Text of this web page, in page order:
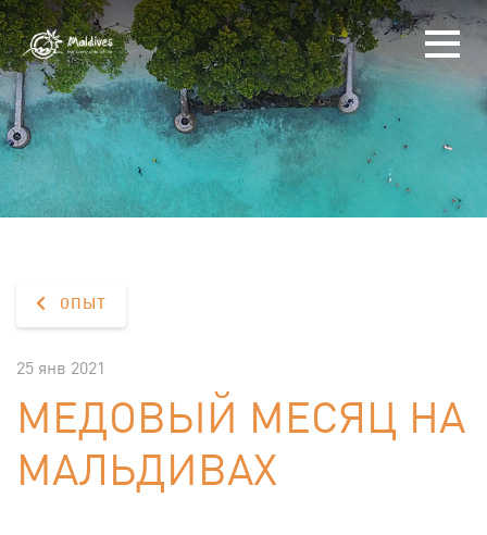
ОПЫТ
25 янв 2021
МЕДОВЫЙ МЕСЯЦ НА
МАЛЬДИВАХ